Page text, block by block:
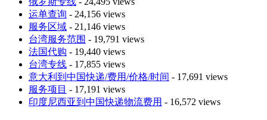
运单查询 - 24,156 views
服务区域 - 21,146 views
台湾服务范围 - 19,791 views
法国代购 - 19,440 views
台湾专线 - 17,855 views
意大利到中国快递/费用/价格/时间 - 17,691 views
服务项目 - 17,191 views
印度尼西亚到中国快递物流费用 - 16,572 views